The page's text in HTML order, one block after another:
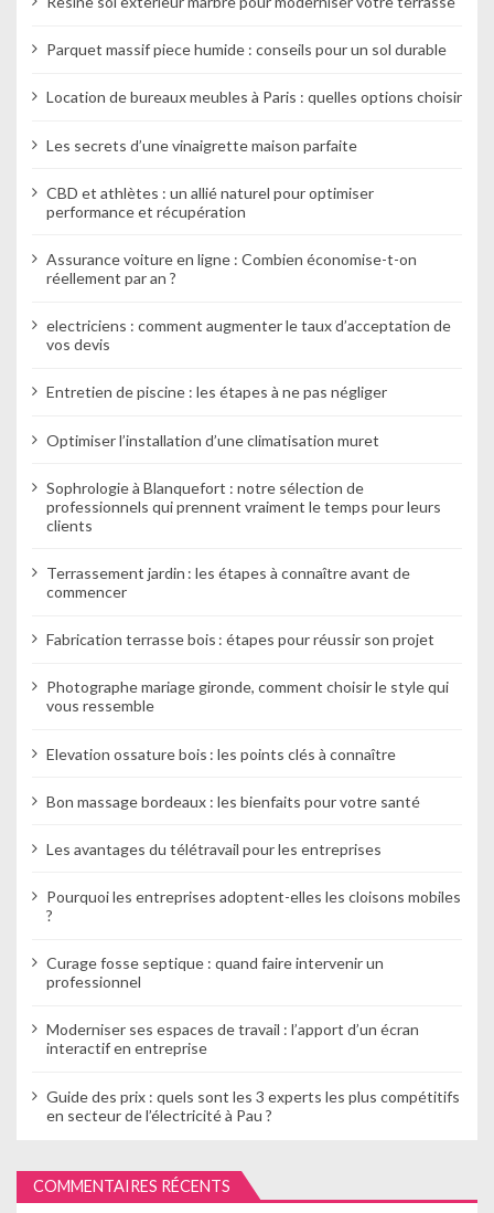
’
a
r
i
e
Parquet massif piece humide : conseils pour un sol durable
Location de bureaux meubles à Paris : quelles options choisir
Les secrets d’une vinaigrette maison parfaite
CBD et athlètes : un allié naturel pour optimiser
performance et récupération
Assurance voiture en ligne : Combien économise-t-on
réellement par an ?
electriciens : comment augmenter le taux d’acceptation de
vos devis
Entretien de piscine : les étapes à ne pas négliger
Optimiser l’installation d’une climatisation muret
Sophrologie à Blanquefort : notre sélection de
professionnels qui prennent vraiment le temps pour leurs
clients
Terrassement jardin : les étapes à connaître avant de
commencer
Fabrication terrasse bois : étapes pour réussir son projet
Photographe mariage gironde, comment choisir le style qui
vous ressemble
Elevation ossature bois : les points clés à connaître
Bon massage bordeaux : les bienfaits pour votre santé
Les avantages du télétravail pour les entreprises
Pourquoi les entreprises adoptent-elles les cloisons mobiles
?
Curage fosse septique : quand faire intervenir un
professionnel
Moderniser ses espaces de travail : l’apport d’un écran
interactif en entreprise
Guide des prix : quels sont les 3 experts les plus compétitifs
en secteur de l’électricité à Pau ?
COMMENTAIRES RÉCENTS